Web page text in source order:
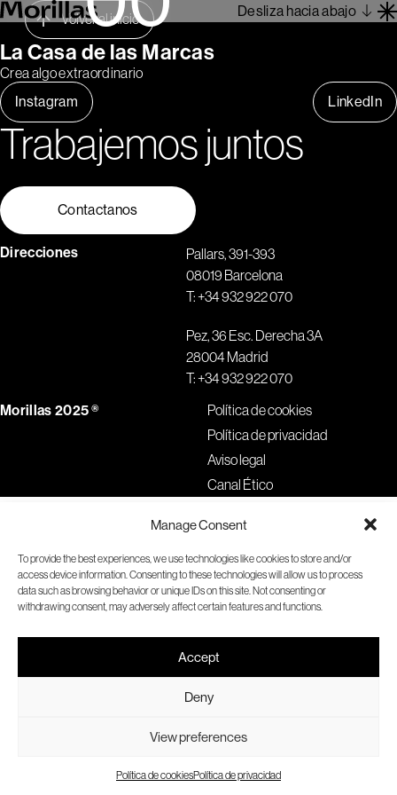
Manage Consent
To provide the best experiences, we use technologies like cookies to store and/or
access device information. Consenting to these technologies will allow us to process
data such as browsing behavior or unique IDs on this site. Not consenting or
withdrawing consent, may adversely affect certain features and functions.
Accept
Deny
View preferences
Política de cookiesPolítica de privacidad
1 3 4
Desliza hacia abajo
Trabajos
Barcelona 1962
Sobre Nosotros
Blog
Contacto
Es
Instagram LinkedIn
Volver al inicio
La Casa de las Marcas
Crea algo extraordinario
Trabajemos juntos
Contactanos
Política de cookies
Política de privacidad
Aviso legal
Canal Ético
Morillas 2025 ®
Direcciones
Pallars, 391-393
08019 Barcelona
T:+34 932 922 070
Pez, 36 Esc. Derecha 3A
28004 Madrid
T:+34 932 922 070